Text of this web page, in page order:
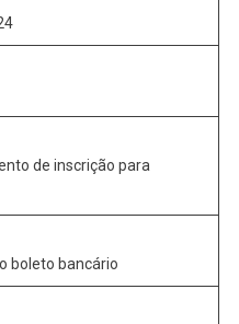
de inscrição para
boleto bancário